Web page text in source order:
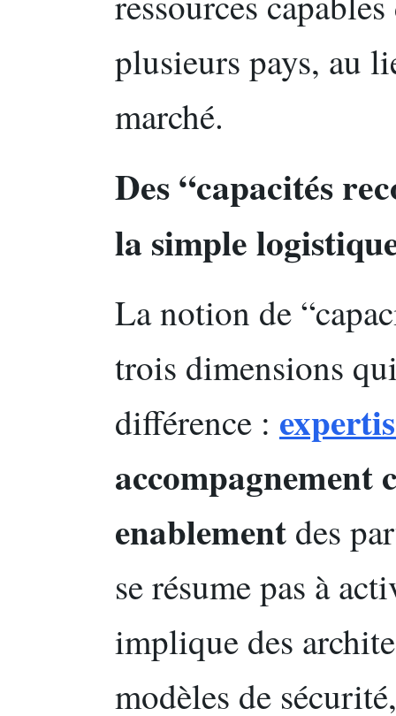
plusieurs pays, au
marché.
Des “capacités
la simple
La notion de
trois dimensions
différence :
accompagnement
enablement des
se résume pas à
implique des
modèles de